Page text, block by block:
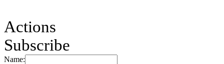
Actions
Subscribe
Name: